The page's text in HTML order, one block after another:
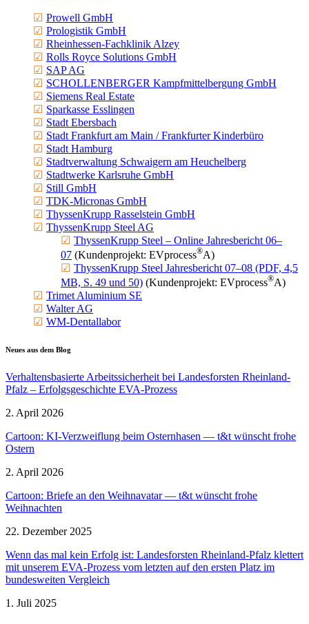
Prowell GmbH
Prolo­gistik GmbH
Rhein­hessen-Fachklinik Alzey
Rolls Royce Solutions GmbH
SAP AG
SCHOL­LEN­BERGER Kampf­mit­tel­bergung GmbH
Siemens Real Estate
Sparkasse Esslingen
Stadt Ebersbach
Stadt Frankfurt am Main / Frank­furter Kinderbüro
Stadt Hamburg
Stadt­ver­waltung Schwaigern am Heuchelberg
Stadt­werke Karlsruhe GmbH
Still GmbH
TDK-Micronas GmbH
Thyssen­Krupp Rassel­stein GmbH
Thyssen­Krupp Steel AG
Thyssen­Krupp Steel – Online Jahres­be­richt 06–
07 (Kunden­projekt: EVprocess®A)
Thyssen­Krupp Steel Jahres­be­richt 07–08 (PDF, 4,5
MB, S. 49 und 50) (Kunden­projekt: EVprocess®A)
Trimet Aluminium SE
Walter AG
WM-Dental­labor
Neues aus dem Blog
Verhal­tens­ba­sierte Arbeits­si­cherheit bei Landes­forsten Rheinland-
Pfalz – Erfolgs­ge­schichte EVA-Prozess
2. April 2026
Cartoon: KI-Verzweiflung beim Ostern­hasen — t&t wünscht frohe
Ostern
2. April 2026
Cartoon: Briefe an den Weihnavatar — t&t wünscht frohe
Weihnachten
22. Dezember 2025
Wenn das mal kein Erfolg ist: Landes­forsten Rheinland-Pfalz klettert
mit unserem EVA-Prozess vom letzten auf den ersten Platz im
bundes­weiten Vergleich
1. Juli 2025